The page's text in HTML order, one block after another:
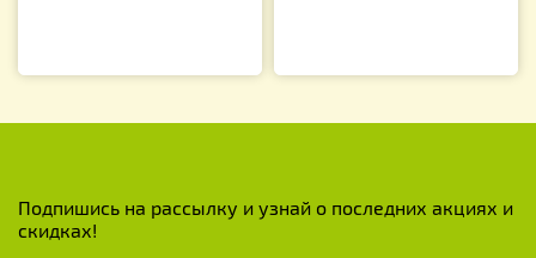
Подпишись на рассылку и узнай о последних акциях и
скидках!